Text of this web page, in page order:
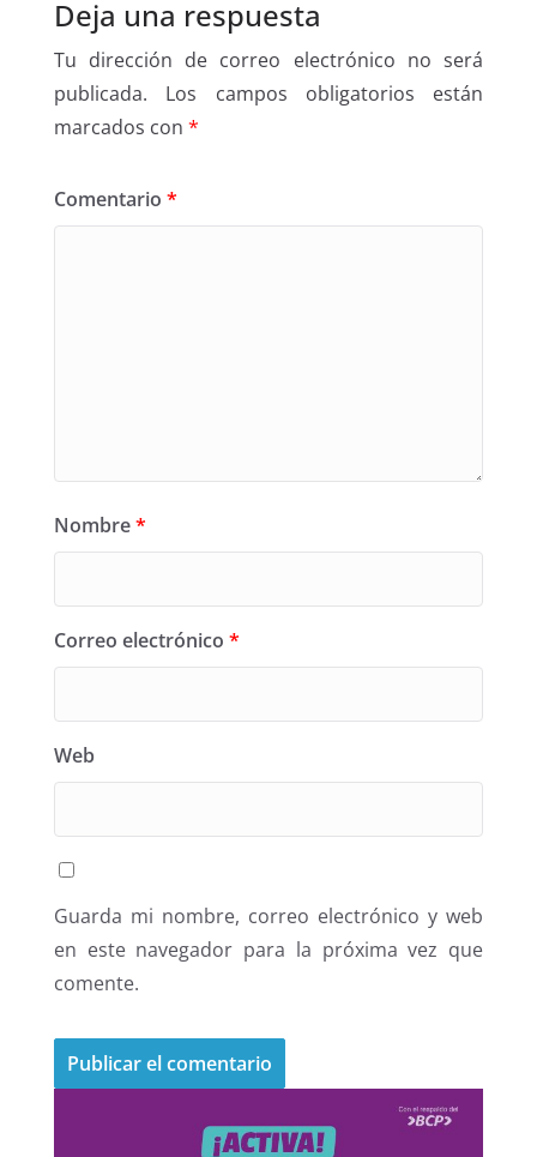
Deja una respuesta
Tu dirección de correo electrónico no será
publicada.
Los campos obligatorios están
marcados con *
Comentario *
Nombre*
Correo electrónico *
Web
Guarda mi nombre, correo electrónico y web
en este navegador para la próxima vez que
comente.